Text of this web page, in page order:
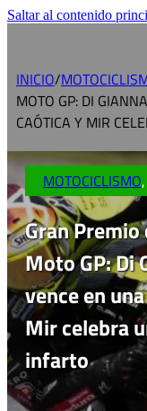
Saltar al contenido
INICIO/
MOTO GP: DI
CAÓTICA Y MIR
MOTOCICLISMO,
Gran Premio
Moto GP: Di
vence en
Mir celebra
infarto